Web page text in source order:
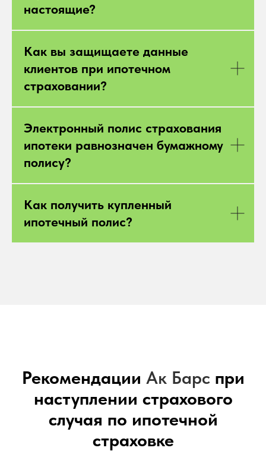
настоящие?
Как вы защищаете данные
клиентов при ипотечном
страховании?
Электронный полис страхования
ипотеки равнозначен бумажному
полису?
Как получить купленный
ипотечный полис?
Рекомендации Ак Барспри
наступлении страхового
случая по ипотечной
страховке